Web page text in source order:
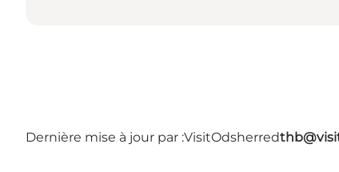
Dernière mise à jour par :VisitOdsherred